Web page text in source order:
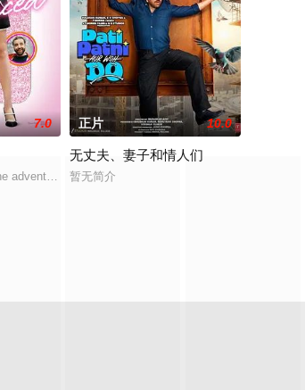
高速列车'格拉玛佐尼亚特快'，刚上车就被头等舱的变装
7.0
adventures of Dzanielle, a renowned influencer
正片 10.0
无丈夫、妻子和情人们
暂无简介